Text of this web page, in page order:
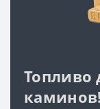
Топливо
каминов!